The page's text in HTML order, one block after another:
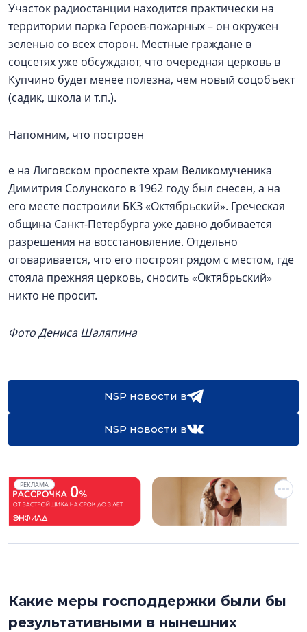
Участок радиостанции находится практически на
территории парка Героев-пожарных – он окружен
зеленью со всех сторон. Местные граждане в
соцсетях уже обсуждают, что очередная церковь в
Купчино будет менее полезна, чем новый соцобъект
(садик, школа и т.п.).
Напомним, что построен
е на Лиговском проспекте храм Великомученика
Димитрия Солунского в 1962 году был снесен, а на
его месте построили БКЗ «Октябрьский». Греческая
община Санкт-Петербурга уже давно добивается
разрешения на восстановление. Отдельно
оговаривается, что его построят рядом с местом, где
стояла прежняя церковь, сносить «Октябрьский»
никто не просит.
Фото Дениса Шаляпина
NSP новости в
NSP новости в
РЕКЛАМА
Какие меры господдержки были бы
результативными в нынешних